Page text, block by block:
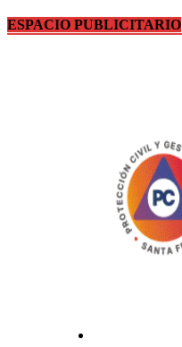
ESPACIO PUBLICITARIO